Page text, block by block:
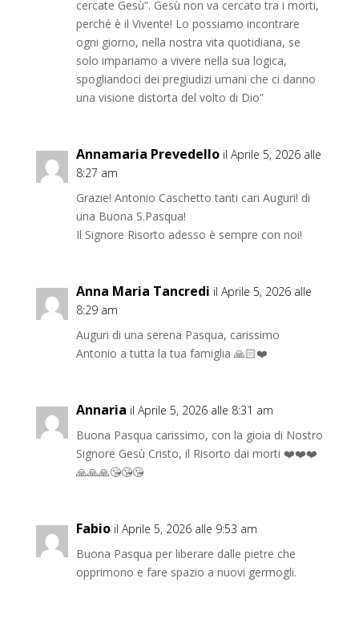
cercate Gesù”. Gesù non va cercato tra i morti,
perché è il Vivente! Lo possiamo incontrare
ogni giorno, nella nostra vita quotidiana, se
solo impariamo a vivere nella sua logica,
spogliandoci dei pregiudizi umani che ci danno
una visione distorta del volto di Dio”
Annamaria Prevedello il Aprile 5, 2026 alle
8:27 am
Grazie! Antonio Caschetto tanti cari Auguri! di
una Buona S.Pasqua!
Il Signore Risorto adesso è sempre con noi!
Anna Maria Tancredi il Aprile 5, 2026 alle
8:29 am
Auguri di una serena Pasqua, carissimo
Antonio a tutta la tua famiglia 🙏🏻❤️
Annaria il Aprile 5, 2026 alle 8:31 am
Buona Pasqua carissimo, con la gioia di Nostro
Signore Gesù Cristo, il Risorto dai morti ❤️❤️❤️
🙏🙏🙏😘😘😘
Fabio il Aprile 5, 2026 alle 9:53 am
Buona Pasqua per liberare dalle pietre che
opprimono e fare spazio a nuovi germogli.